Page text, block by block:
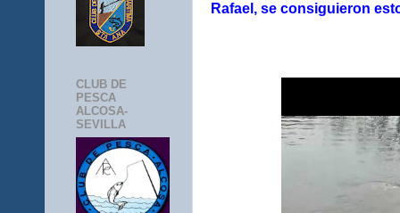
Rafael, se consiguieron
CLUB DE
PESCA
ALCOSA-
SEVILLA